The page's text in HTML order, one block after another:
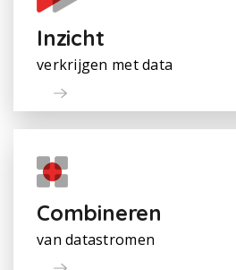
Inzicht
verkrijgen met data
Combineren
van datastromen